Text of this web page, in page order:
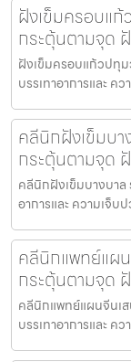
ฝังเข็มครอบแก้
กระตุ้นตามจุด
ฝังเข็มครอบแก้วปทุ
บรรเทาอาการและ
คลีนิกฝังเข็มบา
กระตุ้นตามจุด
คลีนิกฝังเข็มบางบาล
อาการและ ความเจ็
คลีนิกแพทย์แผน
กระตุ้นตามจุด
คลีนิกแพทย์แผนจีนเส
บรรเทาอาการและ